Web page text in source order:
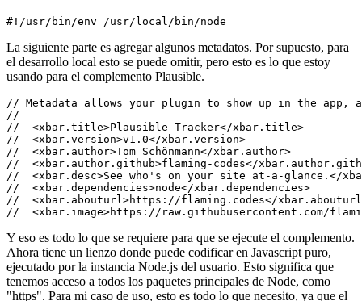
la directiva shebang requerida para decirle a xbar dónde se debe
encontrar la instancia del nodo.
La siguiente parte es agregar algunos metadatos. Por supuesto, para
el desarrollo local esto se puede omitir, pero esto es lo que estoy
usando para el complemento Plausible.
// Metadata allows your plugin to show up in the app,
//
//  <xbar.title>Plausible Tracker</xbar.title>
//  <xbar.version>v1.0</xbar.version>
//  <xbar.author.github>flaming-codes</
//  <xbar.desc>See who's on your site at-a-glance.</
//  <xbar.dependencies>node</xbar.dependencies>
//  <xbar.abouturl>https://flaming.codes</